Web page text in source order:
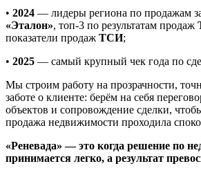
• 2024 — лидеры региона по продажам
«Эталон», топ-3 по результатам продаж
показатели продаж ТСИ;
• 2025 — самый крупный чек года по
Мы строим работу на прозрачности,
заботе о клиенте: берём на себя
объектов и сопровождение сделки,
продажа недвижимости проходила
«Реневада» — это когда решение по
принимается легко, а результат